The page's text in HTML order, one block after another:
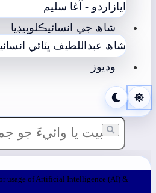
اياز اردو - آغا سليم
شاھ جي انسائيڪلوپيڊيا
شاھ عبداللطيف ڀٽائي
وڊيوز
usage of Artificial Intelligence (AI) &